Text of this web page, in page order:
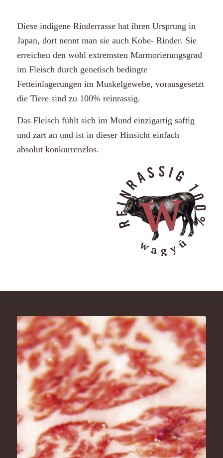
Diese indigene Rinderrasse hat ihren Ursprung in
Japan, dort nennt man sie auch Kobe- Rinder. Sie
erreichen den wohl extremsten Marmorierungsgrad
im Fleisch durch genetisch bedingte
Fetteinlagerungen im Muskelgewebe, vorausgesetzt
die Tiere sind zu 100% reinrassig.
Das Fleisch fühlt sich im Mund einzigartig saftig
und zart an und ist in dieser Hinsicht einfach
absolut konkurrenzlos.